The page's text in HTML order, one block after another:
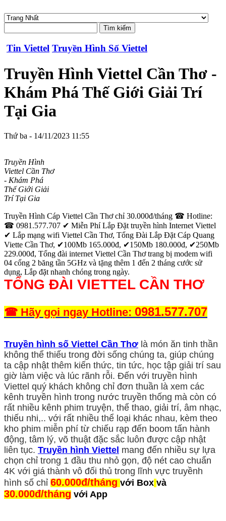
Tin Viettel Truyền Hình Số Viettel
Truyền Hình Viettel Cần Thơ -
Khám Phá Thế Giới Giải Trí
Tại Gia
Thứ ba - 14/11/2023 11:55
Truyền Hình
Viettel Cần Thơ
- Khám Phá
Thế Giới Giải
Trí Tại Gia
Truyền Hình Cáp Viettel Cần Thơ chỉ 30.000đ/tháng ☎ Hotline:
☎ 0981.577.707 ✔ Miễn Phí Lắp Đặt truyền hình Internet Viettel
‎✔ Lắp mạng wifi Viettel Cần Thơ, Tổng Đài Lắp Đặt Cáp Quang
Viette Cần Thơ, ✔100Mb 165.000đ, ✔150Mb 180.000đ, ✔250Mb
229.000đ, Tổng đài internet Viettel Cần Thơ trang bị modem wifi
04 cổng 2 băng tần 5GHz và tặng thêm 1 đến 2 tháng cước sử
dụng, Lắp đặt nhanh chóng trong ngày.
TỔNG ĐÀI VIETTEL CẦN THƠ
☎ Hãy gọi ngay Hotline: 0981.577.707
Truyền hình số Viettel Cần Thơ là món ăn tinh thần
không thể thiếu trong đời sống chúng ta, giúp chúng
ta cập nhật thêm kiến thức, tin tức, học tập giải trí sau
giờ làm việc và lúc rãnh rỗi. Đến với truyền hình
Viettel quý khách không chỉ đơn thuần là xem các
kênh truyền hình trong nước truyền thống mà còn có
rất nhiều kênh phim truyện, thể thao, giải trí, âm nhạc,
thiếu nhi,.. với rất nhiều thể loại khác nhau, kèm theo
kho phim miễn phí từ chiếu rạp đến boom tấn hành
động, tâm lý, võ thuật đặc sắc luôn được cập nhật
liên tục. Truyền hình Viettel mang đến nhiều sự lựa
chọn chỉ trong 1 đầu thu nhỏ gọn, độ nét cao chuẩn
4K với giá thành vô đối thủ trong lĩnh vực truyềnh
hình số chỉ 60.000đ/tháng với Box và
30.000đ/tháng với App